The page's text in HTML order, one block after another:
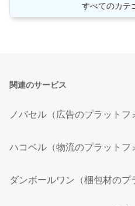
すべてのカテ
関連のサービス
ノバセル（広告のプラットフ
ハコベル（物流のプラットフ
ダンボールワン（梱包材のプ